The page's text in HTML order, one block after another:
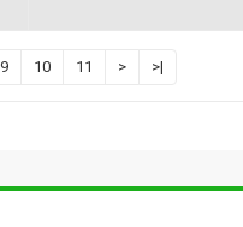
9 10 11 > >|